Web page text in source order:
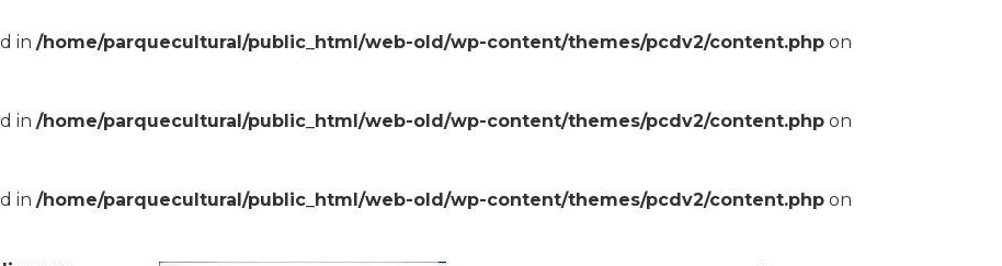
in/home/parquecultural/public_html/web-old/wp-content/themes/pcdv2/content.php on
in/home/parquecultural/public_html/web-old/wp-content/themes/pcdv2/content.php on
in/home/parquecultural/public_html/web-old/wp-content/themes/pcdv2/content.php on